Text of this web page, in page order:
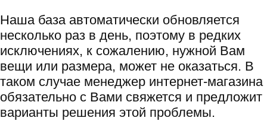
Наша база автоматически обновляется
несколько раз в день, поэтому в редких
исключениях, к сожалению, нужной Вам
вещи или размера, может не оказаться. В
таком случае менеджер интернет-магазина
обязательно с Вами свяжется и предложит
варианты решения этой проблемы.